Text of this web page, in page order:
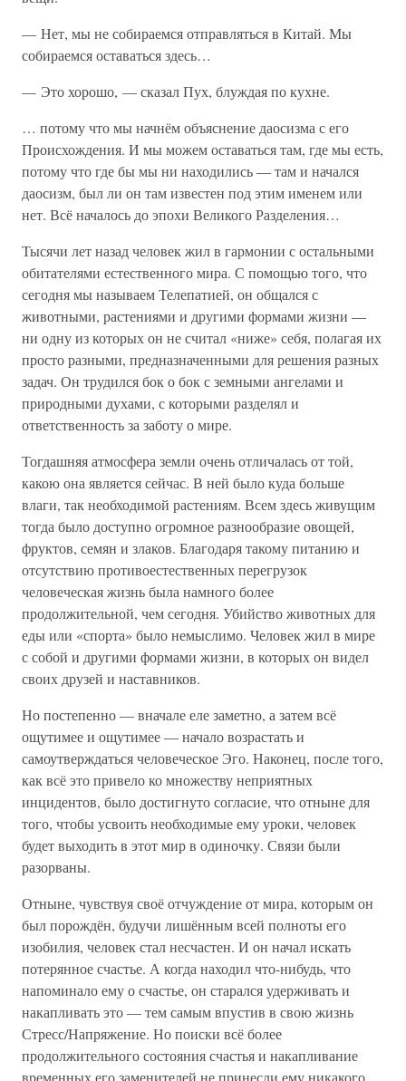
— Нет, мы не собираемся отправляться в Китай. Мы
собираемся оставаться здесь…
— Это хорошо, — сказал Пух, блуждая по кухне.
… потому что мы начнём объяснение даосизма с его
Происхождения. И мы можем оставаться там, где мы есть,
потому что где бы мы ни находились — там и начался
даосизм, был ли он там известен под этим именем или
нет. Всё началось до эпохи Великого Разделения…
Тысячи лет назад человек жил в гармонии с остальными
обитателями естественного мира. С помощью того, что
сегодня мы называем Телепатией, он общался с
животными, растениями и другими формами жизни —
ни одну из которых он не считал «ниже» себя, полагая их
просто разными, предназначенными для решения разных
задач. Он трудился бок о бок с земными ангелами и
природными духами, с которыми разделял и
ответственность за заботу о мире.
Тогдашняя атмосфера земли очень отличалась от той,
какою она является сейчас. В ней было куда больше
влаги, так необходимой растениям. Всем здесь живущим
тогда было доступно огромное разнообразие овощей,
фруктов, семян и злаков. Благодаря такому питанию и
отсутствию противоестественных перегрузок
человеческая жизнь была намного более
продолжительной, чем сегодня. Убийство животных для
еды или «спорта» было немыслимо. Человек жил в мире
с собой и другими формами жизни, в которых он видел
своих друзей и наставников.
Но постепенно — вначале еле заметно, а затем всё
ощутимее и ощутимее — начало возрастать и
самоутверждаться человеческое Эго. Наконец, после того,
как всё это привело ко множеству неприятных
инцидентов, было достигнуто согласие, что отныне для
того, чтобы усвоить необходимые ему уроки, человек
будет выходить в этот мир в одиночку. Связи были
разорваны.
Отныне, чувствуя своё отчуждение от мира, которым он
был порождён, будучи лишённым всей полноты его
изобилия, человек стал несчастен. И он начал искать
потерянное счастье. А когда находил что-нибудь, что
напоминало ему о счастье, он старался удерживать и
накапливать это — тем самым впустив в свою жизнь
Стресс/Напряжение. Но поиски всё более
продолжительного состояния счастья и накапливание
временных его заменителей не принесли ему никакого